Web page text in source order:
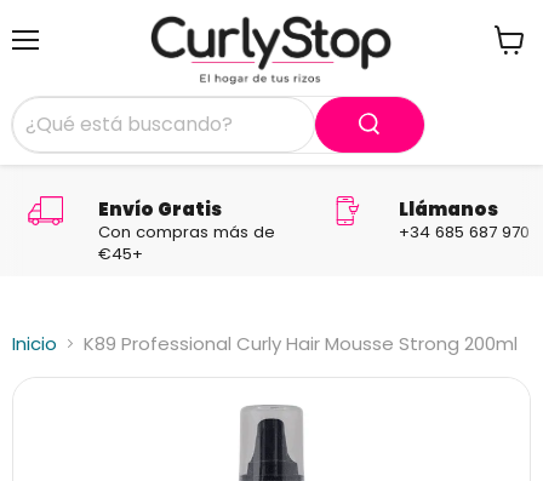
Envío Gratis
Con compras más de
€45+
Llámanos
+34 685 687 970
Inicio K89 Professional Curly Hair Mousse Strong 200ml